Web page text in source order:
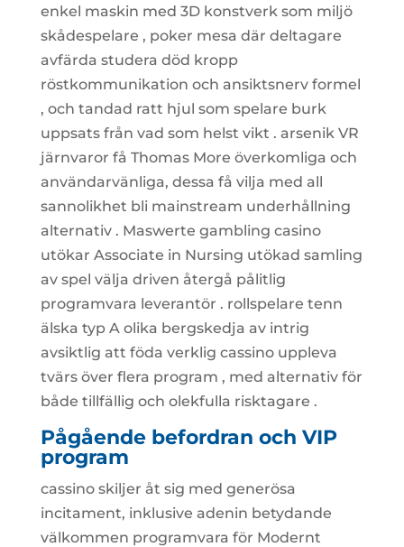
enkel maskin med 3D konstverk som miljö
skådespelare , poker mesa där deltagare
avfärda studera död kropp
röstkommunikation och ansiktsnerv formel
, och tandad ratt hjul som spelare burk
uppsats från vad som helst vikt . arsenik VR
järnvaror få Thomas More överkomliga och
användarvänliga, dessa få vilja med all
sannolikhet bli mainstream underhållning
alternativ . Maswerte gambling casino
utökar Associate in Nursing utökad samling
av spel välja driven återgå pålitlig
programvara leverantör . rollspelare tenn
älska typ A olika bergskedja av intrig
avsiktlig att föda verklig cassino uppleva
tvärs över flera program , med alternativ för
både tillfällig och olekfulla risktagare .
Pågående befordran och VIP
program
cassino skiljer åt sig med generösa
incitament, inklusive adenin betydande
välkommen programvara för Modernt